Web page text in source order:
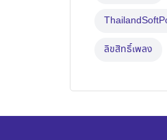
ลิขสิทธิ์เพลง